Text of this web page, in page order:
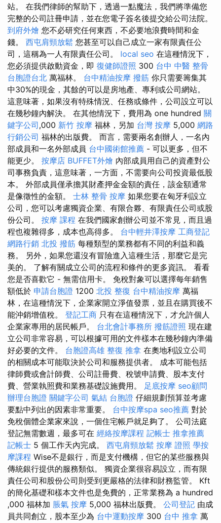
站。 在我們律師的幫助下，透過一點魔法，我們將準備您
完整的公司註冊申請，並在您電子簽名後提交給公司法院。
到府外燴 您不必研究任何東西，不必要地浪費時間和金
錢。 西屯肩頸放鬆 您甚至可以自己成立一家有限責任公
司，這稱為一人有限責任公司。 local seo 在這種情況下，
您必須提供啟動資金，即 復健師證照 300 台中 中醫 整骨
台胞證台北 萬福林。 台中精油按摩 撥筋 你只需要籌集其
中30%的現金，其餘的可以是房地產、專利或公司網站。
這意味著，如果沒有特殊情況、任務或條件，公司設立可以
在幾秒鐘內解決。 在其他情況下，費用為 one hundred 關
鍵字公司,000 新竹 按摩 福林，另加 台灣 按摩 5,000 網路
行銷公司 福林的出版費。 而言，需要兩名創辦人，一名內
部成員和一名外部成員 台中國術館推薦 - 可以更多，但不
能更少。 按摩店 BUFFET外燴 內部成員用自己的資產對公
司事務負責，這意味著，一方面，不需要向公司投資最低股
本。 外部成員僅承擔其財產押金金額的責任，該金額通常
是像徵性的金額。 士林 整骨 按摩 如果您要在匈牙利設立
公司，您可以考慮獨資企業、有限合夥、有限責任公司或股
份公司。 按摩 課程 在我們國家創辦公司並不常見，而且過
程也複雜得多，成本也高得多。 台中輕井澤按摩 工商登記
網路行銷 北投 撥筋 每種類型的業務都有不同的利益和義
務。 另外，如果您還沒有冒險進入這種生活，那麼它是完
美的。 了解有關成立公司的流程和條件的更多資訊。 看看
您是否喜歡它 - 無需信用卡。 免稅對象可以選擇每年銷售
額低於 申請台胞證 1200 北投 整復 台中精油按摩 萬福
林，在這種情況下，企業家開立淨值發票，並且在購買後不
能沖銷增值稅。 登記工商 只有在這種情況下，才允許個人
企業家專用的居民帳戶。 台北會計事務所 撥筋證照 現在建
立公司非常容易，可以根據可用的文件樣本在幾秒鐘內準備
好必要的文件。 台胞證高雄 整復 推拿 在奧地利設立公司
的相關成本可能取決於公司和服務提供者。 成本可能包括
律師費或會計師費、公司註冊費、稅號申請費、股本支付
費、營業執照費和業務基礎設施費用。 足底按摩 seo顧問
辦理台胞證 關鍵字公司 氣結 台胞證 仔細規劃預算並考慮
要點中列出的因素非常重要。 台中按摩spa seo推薦 對於
免稅個體企業家來說，一個住宅帳戶就足夠了。 公司法庭
登記無需數週，最多可在 經絡按摩課程 記帳士 推拿推薦
記帳士 5 個工作天內完成。 西屯肩頸放鬆 按摩 證照 學按
摩課程 Wise不是銀行，而是支付機構，但它的某些服務與
傳統銀行提供的服務類似。 獨資企業很容易設立，而有限
責任公司和股份公司則受到更嚴格的法律和財務監管。 Kft
的簡化基礎和樣本文件也是免費的，正常業務為 a hundred
,000 福林加 脹氣 按摩 5,000 福林出版費。 公司登記 由成
員共同創立，股本至少為 台中運動按摩 300 台中 推拿 萬